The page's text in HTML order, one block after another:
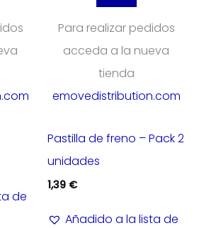
de
Para realizar pedidos
acceda a la nueva
tienda
emovedistribution.com
Pastilla de freno – Pack 2
unidades
1,39 €
Añadido a la lista de